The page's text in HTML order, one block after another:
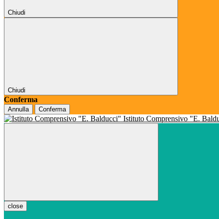
Chiudi
Chiudi
Conferma
Annulla Conferma
Istituto Comprensivo "E.
close